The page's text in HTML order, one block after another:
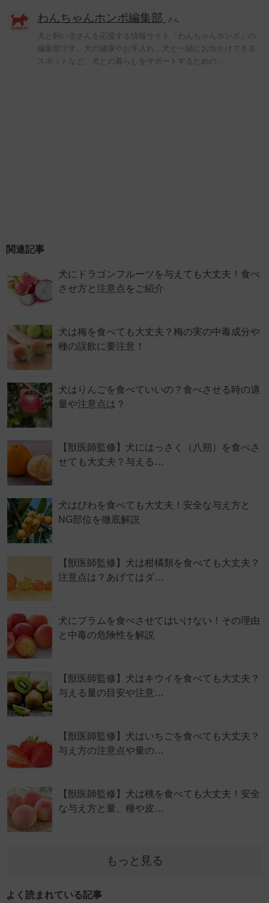
わんちゃんホンポ編集部 さん
犬と飼い主さんを応援する情報サイト「わんちゃんホンポ」の
編集部です。犬の健康やお手入れ、犬と一緒にお出かけできる
スポットなど、犬との暮らしをサポートするための…
関連記事
犬にドラゴンフルーツを与えても大丈夫！食べ
させ方と注意点をご紹介
犬は梅を食べても大丈夫？梅の実の中毒成分や
種の誤飲に要注意！
犬はりんごを食べていいの？食べさせる時の適
量や注意点は？
【獣医師監修】犬にはっさく（八朔）を食べさ
せても大丈夫？与える…
犬はびわを食べても大丈夫！安全な与え方と
NG部位を徹底解説
【獣医師監修】犬は柑橘類を食べても大丈夫？
注意点は？あげてはダ…
犬にプラムを食べさせてはいけない！その理由
と中毒の危険性を解説
【獣医師監修】犬はキウイを食べても大丈夫？
与える量の目安や注意…
【獣医師監修】犬はいちごを食べても大丈夫？
与え方の注意点や量の…
【獣医師監修】犬は桃を食べても大丈夫！安全
な与え方と量、種や皮…
もっと見る
よく読まれている記事